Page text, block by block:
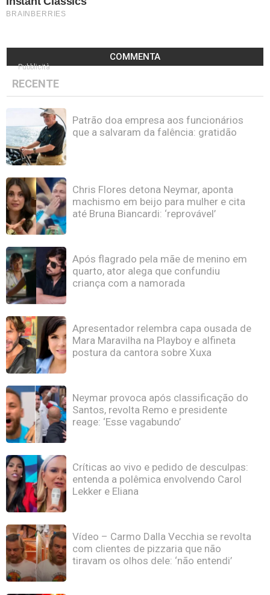
COMMENTA
Pubblicità
RECENTE
Patrão doa empresa aos funcionários
que a salvaram da falência: gratidão
Chris Flores detona Neymar, aponta
machismo em beijo para mulher e cita
até Bruna Biancardi: ‘reprovável’
Após flagrado pela mãe de menino em
quarto, ator alega que confundiu
criança com a namorada
Apresentador relembra capa ousada de
Mara Maravilha na Playboy e alfineta
postura da cantora sobre Xuxa
Neymar provoca após classificação do
Santos, revolta Remo e presidente
reage: ‘Esse vagabundo’
Críticas ao vivo e pedido de desculpas:
entenda a polêmica envolvendo Carol
Lekker e Eliana
Vídeo – Carmo Dalla Vecchia se revolta
com clientes de pizzaria que não
tiravam os olhos dele: ‘não entendi’